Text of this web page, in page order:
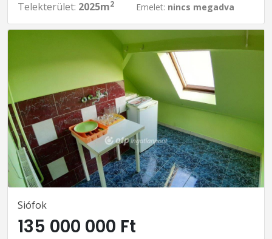
Telekterület: 2025m2 Emelet: nincs megadva
Siófok
135 000 000 Ft